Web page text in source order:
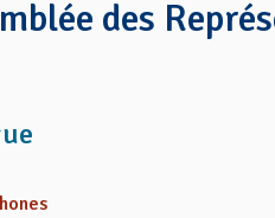
des